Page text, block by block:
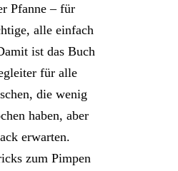
Pfanne – für
alle einfach
ist das Buch
für alle
die wenig
haben, aber
erwarten.
zum Pimpen